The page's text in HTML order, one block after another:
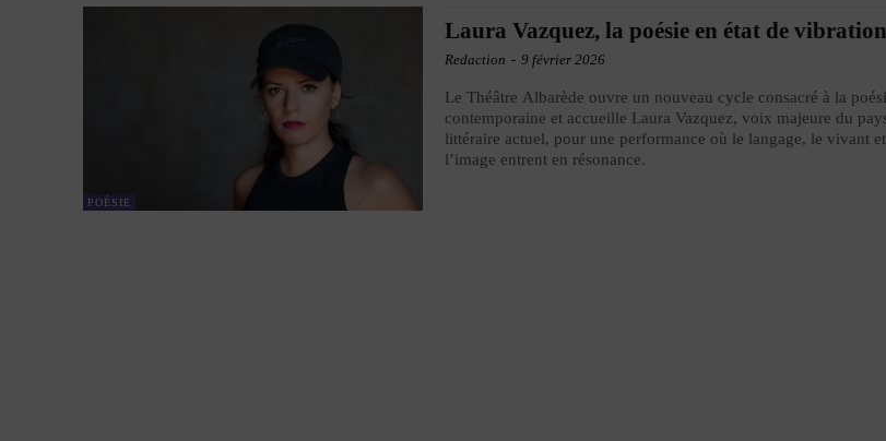
POÉSIE
Laura Vazquez, la poésie en état de vibration
Redaction - 9 février 2026
Le Théâtre Albarède ouvre un nouveau cycle consacré à la
contemporaine et accueille Laura Vazquez, voix majeure du
littéraire actuel, pour une performance où le langage, le vivant et
l’image entrent en résonance.